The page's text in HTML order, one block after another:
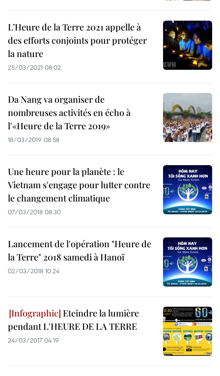
L’Heure de la Terre 2021 appelle à
des efforts conjoints pour protéger
la nature
25/03/2021 08:02
Da Nang va organiser de
nombreuses activités en écho à
l'«Heure de la Terre 2019»
18/03/2019 08:58
Une heure pour la planète : ​le
Vietnam ​s'engage pour lutter contre
le changement climatique
07/03/2018 08:30
Lancement de l'opération "Heure de
la Terre" 2018 samedi à Hanoï
02/03/2018 10:24
Eteindre la lumière
pendant L'HEURE DE LA TERRE
24/03/2017 04:19